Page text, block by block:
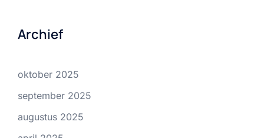
Archief
oktober 2025
september 2025
augustus 2025